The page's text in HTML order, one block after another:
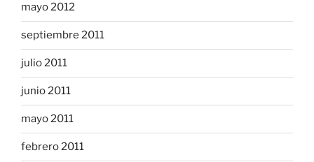
mayo 2012
septiembre 2011
julio 2011
junio 2011
mayo 2011
febrero 2011